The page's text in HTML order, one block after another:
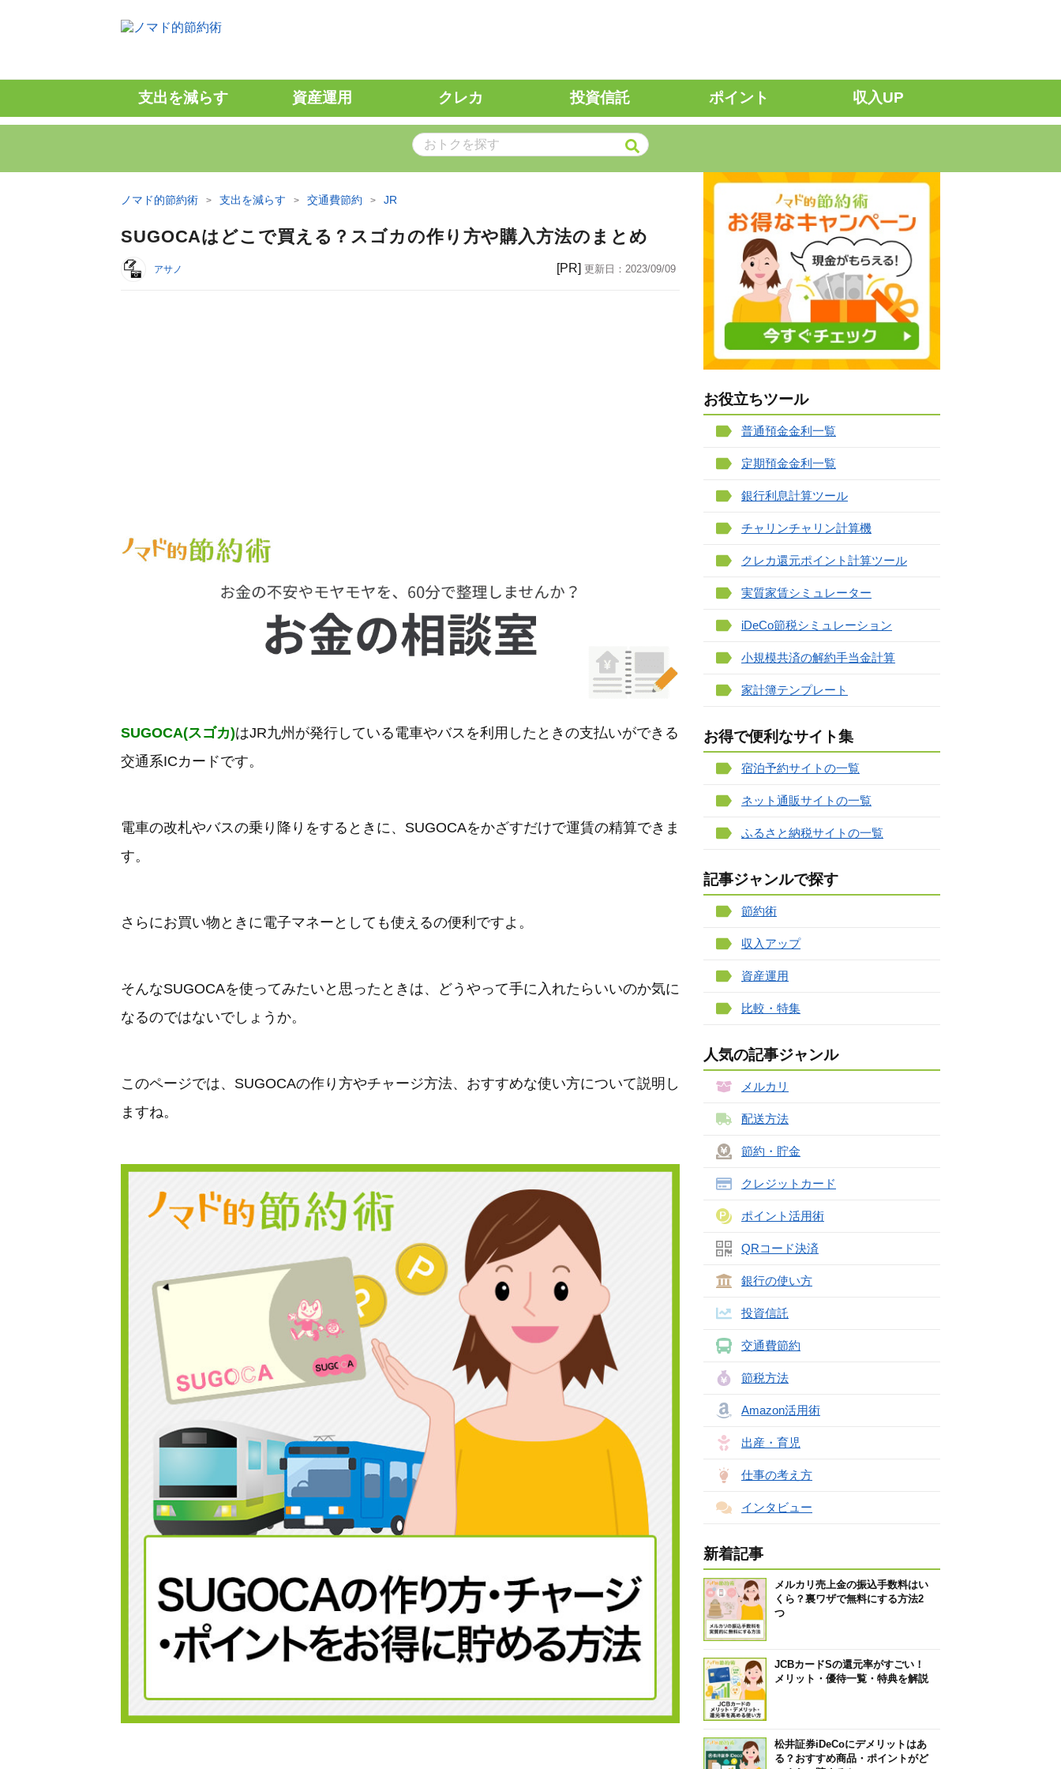
支出を減らす 資産運用 クレカ 投資信託 ポイント 収入UP
ノマド的節約術 支出を減らす 交通費節約 JR
SUGOCAはどこで買える？スゴカの作り方や購入方法のまとめ
アサノ [PR] 更新日： 2023/09/09
SUGOCA(スゴカ)はJR九州が発行している電車やバスを利用したときの支払いができる
交通系ICカードです。
電車の改札やバスの乗り降りをするときに、SUGOCAをかざすだけで運賃の精算できま
す。
さらにお買い物ときに電子マネーとしても使えるの便利ですよ。
そんなSUGOCAを使ってみたいと思ったときは、どうやって手に入れたらいいのか気に
なるのではないでしょうか。
このページでは、SUGOCAの作り方やチャージ方法、おすすめな使い方について説明し
ますね。
お役立ちツール
普通預金金利一覧
定期預金金利一覧
銀行利息計算ツール
チャリンチャリン計算機
クレカ還元ポイント計算ツール
実質家賃シミュレーター
iDeCo節税シミュレーション
小規模共済の解約手当金計算
家計簿テンプレート
お得で便利なサイト集
宿泊予約サイトの一覧
ネット通販サイトの一覧
ふるさと納税サイトの一覧
記事ジャンルで探す
節約術
収入アップ
資産運用
比較・特集
人気の記事ジャンル
メルカリ
配送方法
節約・貯金
クレジットカード
ポイント活用術
QRコード決済
銀行の使い方
投資信託
交通費節約
節税方法
Amazon活用術
出産・育児
仕事の考え方
インタビュー
新着記事
メルカリ売上金の振込手数料はい
くら？裏ワザで無料にする方法2
つ
JCBカードSの還元率がすごい！
メリット・優待一覧・特典を解説
松井証券iDeCoにデメリットはあ
る？おすすめ商品・ポイントがど